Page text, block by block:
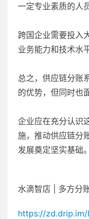
一定专业素质的人
跨国企业需要投入
业务能力和技术水平
总之，供应链分账
的优势，但同时也
企业应在充分认识
施，推动供应链分
发展奠定坚实基础。
水滴智店 | 多方分
https://